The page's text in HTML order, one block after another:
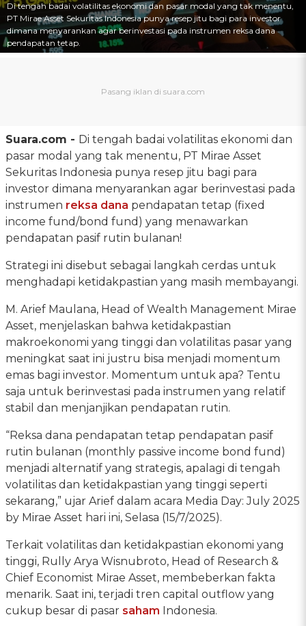
Di tengah badai volatilitas ekonomi dan pasar modal yang tak menentu,
PT Mirae Asset Sekuritas Indonesia punya resep jitu bagi para investor
dimana menyarankan agar berinvestasi pada instrumen reksa dana
pendapatan tetap.
Suara.com - Di tengah badai volatilitas ekonomi dan
pasar modal yang tak menentu, PT Mirae Asset
Sekuritas Indonesia punya resep jitu bagi para
investor dimana menyarankan agar berinvestasi pada
instrumen reksa dana pendapatan tetap (fixed
income fund/bond fund) yang menawarkan
pendapatan pasif rutin bulanan!
Strategi ini disebut sebagai langkah cerdas untuk
menghadapi ketidakpastian yang masih membayangi.
M. Arief Maulana, Head of Wealth Management Mirae
Asset, menjelaskan bahwa ketidakpastian
makroekonomi yang tinggi dan volatilitas pasar yang
meningkat saat ini justru bisa menjadi momentum
emas bagi investor. Momentum untuk apa? Tentu
saja untuk berinvestasi pada instrumen yang relatif
stabil dan menjanjikan pendapatan rutin.
“Reksa dana pendapatan tetap pendapatan pasif
rutin bulanan (monthly passive income bond fund)
menjadi alternatif yang strategis, apalagi di tengah
volatilitas dan ketidakpastian yang tinggi seperti
sekarang,” ujar Arief dalam acara Media Day: July 2025
by Mirae Asset hari ini, Selasa (15/7/2025).
Terkait volatilitas dan ketidakpastian ekonomi yang
tinggi, Rully Arya Wisnubroto, Head of Research &
Chief Economist Mirae Asset, membeberkan fakta
menarik. Saat ini, terjadi tren capital outflow yang
cukup besar di pasar saham Indonesia.